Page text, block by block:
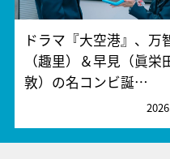
ドラマ『大空港』、万
（趣里）＆早見（眞栄
敦）の名コンビ誕…